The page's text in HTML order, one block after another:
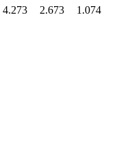
4.273 2.673 1.074